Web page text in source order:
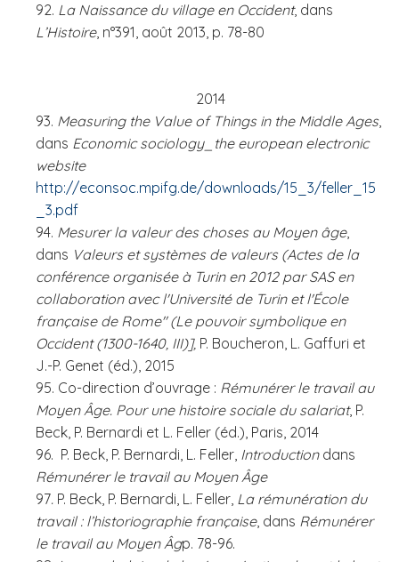
92. La Naissance du village en Occident, dans
L’Histoire, n°391, août 2013, p. 78-80
2014
93. Measuring the Value of Things in the Middle Ages,
dans Economic sociology_the european electronic
website
http://econsoc.mpifg.de/downloads/15_3/feller_15
_3.pdf
94. Mesurer la valeur des choses au Moyen âge,
dans Valeurs et systèmes de valeurs (Actes de la
conférence organisée à Turin en 2012 par SAS en
collaboration avec l'Université de Turin et l'École
française de Rome" (Le pouvoir symbolique en
Occident (1300-1640, III)], P. Boucheron, L. Gaffuri et
J.-P. Genet (éd.), 2015
95. Co-direction d’ouvrage : Rémunérer le travail au
Moyen Âge. Pour une histoire sociale du salariat, P.
Beck, P. Bernardi et L. Feller (éd.), Paris, 2014
96. P. Beck, P. Bernardi, L. Feller, Introductiondans
Rémunérer le travail au Moyen Âge
97. P. Beck, P. Bernardi, L. Feller, La rémunération du
travail : l’historiographie française, dans Rémunérer
le travail au Moyen Âgp. 78-96.